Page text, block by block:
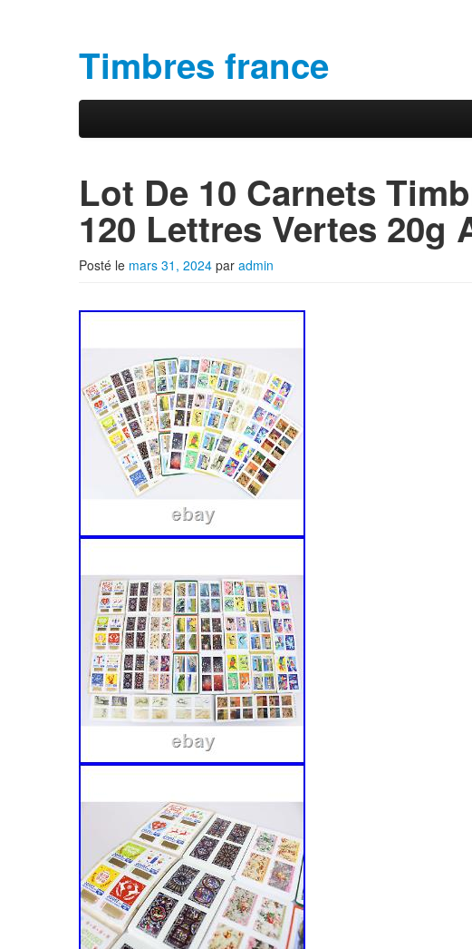
Timbres france
Menu principal
Lot De 10 Carnets
120 Lettres Vertes 20g
Posté le mars 31, 2024 par admin